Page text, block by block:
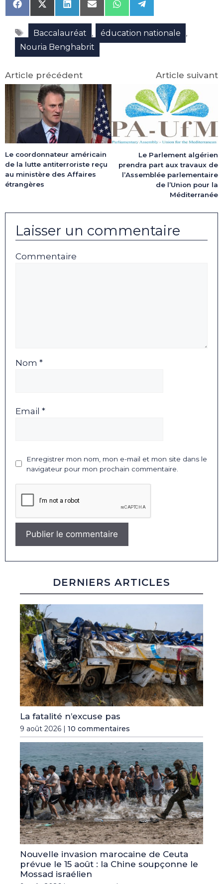
Share
on
Facebook
Share
on
X
(Twitter)
Share
on
LinkedIn
Share
on
Email
Share
on
WhatsApp
Share
on
Telegram
Étiquettes
Baccalauréat , éducation nationale ,
Nouria Benghabrit
Article précédent
Le coordonnateur américain
de la lutte antiterroriste reçu
au ministère des Affaires
étrangères
Article suivant
Le Parlement algérien
prendra part aux travaux de
l’Assemblée parlementaire
de l’Union pour la
Méditerranée
Laisser un commentaire
Commentaire
Nom *
Email *
Enregistrer mon nom, mon e-mail et mon site dans le
navigateur pour mon prochain commentaire.
DERNIERS ARTICLES
La fatalité n’excuse pas
9 août 2026 | 10 commentaires
Nouvelle invasion marocaine de Ceuta
prévue le 15 août : la Chine soupçonne le
Mossad israélien